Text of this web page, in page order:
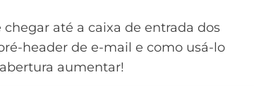
chegar até a caixa de entrada dos
header de e-mail e como usá-lo
aumentar!